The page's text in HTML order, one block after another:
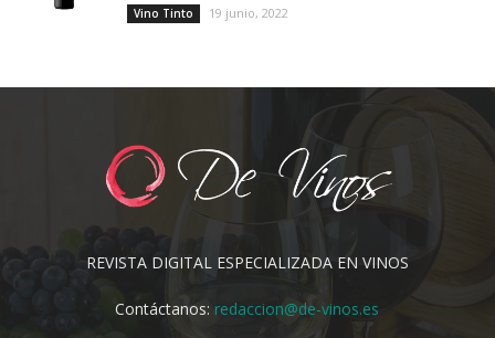
Vino Tinto 19 junio, 2022
REVISTA DIGITAL ESPECIALIZADA EN VINOS
Contáctanos:redaccion@de-vinos.es